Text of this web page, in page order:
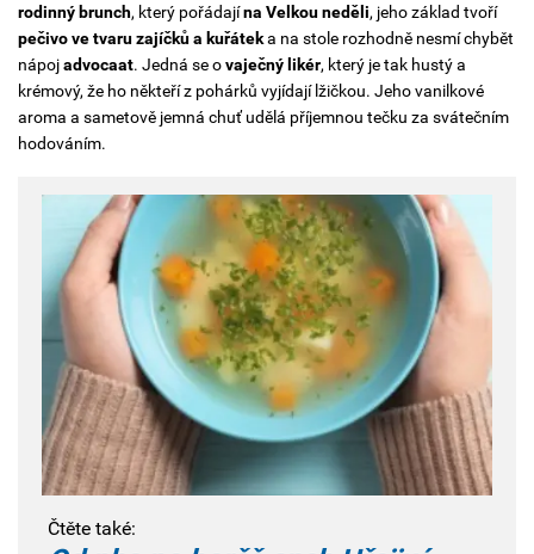
rodinný brunch, který pořádajína Velkou neděli, jeho základ tvoří
pečivo ve tvaru zajíčků a kuřáteka na stole rozhodně nesmí chybět
nápojadvocaat. Jedná se ovaječný likér, který je tak hustý a
krémový, že ho někteří z pohárků vyjídají lžičkou. Jeho vanilkové
aroma a sametově jemná chuť udělá příjemnou tečku za svátečním
hodováním.
Čtěte také: